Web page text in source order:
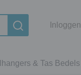
Inloggen
& Tas Bedels